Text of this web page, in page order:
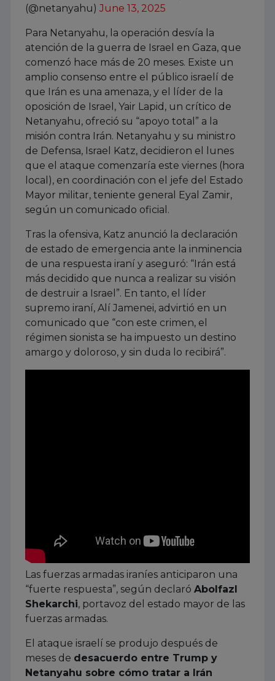
(@netanyahu) June 13, 2025
Para Netanyahu, la operación desvía la
atención de la guerra de Israel en Gaza, que
comenzó hace más de 20 meses. Existe un
amplio consenso entre el público israelí de
que Irán es una amenaza, y el líder de la
oposición de Israel, Yair Lapid, un crítico de
Netanyahu, ofreció su “apoyo total” a la
misión contra Irán. Netanyahu y su ministro
de Defensa, Israel Katz, decidieron el lunes
que el ataque comenzaría este viernes (hora
local), en coordinación con el jefe del Estado
Mayor militar, teniente general Eyal Zamir,
según un comunicado oficial.
Tras la ofensiva, Katz anunció la declaración
de estado de emergencia ante la inminencia
de una respuesta iraní y aseguró: “Irán está
más decidido que nunca a realizar su visión
de destruir a Israel”. En tanto, el líder
supremo iraní, Alí Jamenei, advirtió en un
comunicado que “con este crimen, el
régimen sionista se ha impuesto un destino
amargo y doloroso, y sin duda lo recibirá”.
Las fuerzas armadas iraníes anticiparon una
“fuerte respuesta”, según declaró Abolfazl
Shekarchi, portavoz del estado mayor de las
fuerzas armadas.
El ataque israelí se produjo después de
meses de desacuerdo entre Trump y
Netanyahu sobre cómo tratar a Irán